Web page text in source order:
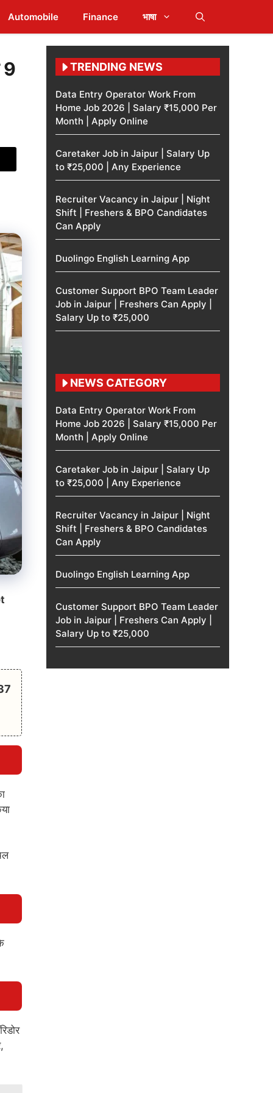
Automobile Finance भाषा
9
TRENDING NEWS
Data Entry Operator Work From
Home Job 2026 | Salary ₹15,000 Per
Month | Apply Online
Caretaker Job in Jaipur | Salary Up
to ₹25,000 | Any Experience
Recruiter Vacancy in Jaipur | Night
Shift | Freshers & BPO Candidates
Can Apply
Duolingo English Learning App
Customer Support BPO Team Leader
Job in Jaipur | Freshers Can Apply |
Salary Up to ₹25,000
NEWS CATEGORY
Data Entry Operator Work From
Home Job 2026 | Salary ₹15,000 Per
Month | Apply Online
Caretaker Job in Jaipur | Salary Up
to ₹25,000 | Any Experience
Recruiter Vacancy in Jaipur | Night
Shift | Freshers & BPO Candidates
Can Apply
Duolingo English Learning App
Customer Support BPO Team Leader
Job in Jaipur | Freshers Can Apply |
Salary Up to ₹25,000